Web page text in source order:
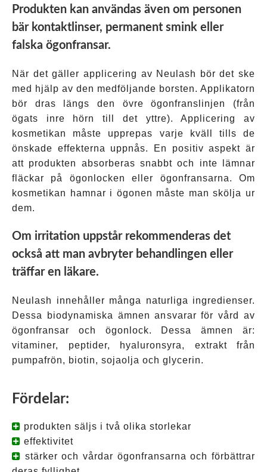
Produkten kan användas även om personen
bär kontaktlinser, permanent smink eller
falska ögonfransar.
När det gäller applicering av Neulash bör det ske
med hjälp av den medföljande borsten. Applikatorn
bör dras längs den övre ögonfranslinjen (från
ögats inre hörn till det yttre). Applicering av
kosmetikan måste upprepas varje kväll tills de
önskade effekterna uppnås. En positiv aspekt är
att produkten absorberas snabbt och inte lämnar
fläckar på ögonlocken eller ögonfransarna. Om
kosmetikan hamnar i ögonen måste man skölja ur
dem.
Om irritation uppstår rekommenderas det
också att man avbryter behandlingen eller
träffar en läkare.
Neulash innehåller många naturliga ingredienser.
Dessa biodynamiska ämnen ansvarar för vård av
ögonfransar och ögonlock. Dessa ämnen är:
vitaminer, peptider, hyaluronsyra, extrakt från
pumpafrön, biotin, sojaolja och glycerin.
Fördelar:
produkten säljs i två olika storlekar
effektivitet
stärker och vårdar ögonfransarna och förbättrar